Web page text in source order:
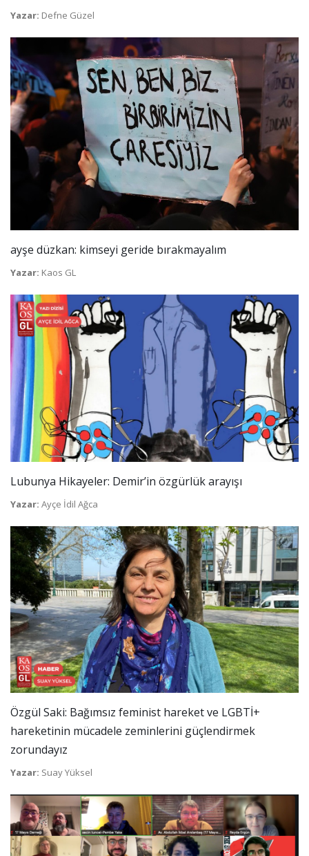
Yazar: Defne Güzel
ayşe düzkan: kimseyi geride bırakmayalım
Yazar: Kaos GL
Lubunya Hikayeler: Demir’in özgürlük arayışı
Yazar: Ayçe İdil Ağca
Özgül Saki: Bağımsız feminist hareket ve LGBTİ+
hareketinin mücadele zeminlerini güçlendirmek
zorundayız
Yazar: Suay Yüksel